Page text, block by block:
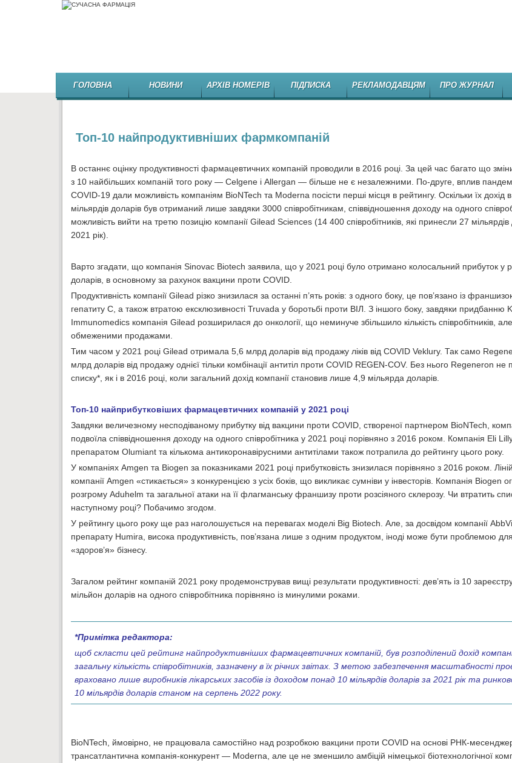
ГОЛОВНА НОВИНИ АРХІВ НОМЕРІВ ПІДПИСКА РЕКЛАМОДАВЦЯМ ПРО ЖУРНАЛ
Топ-10 найпродуктивніших фармкомпаній
В останнє оцінку продуктивності фармацевтичних компаній проводили в 2016 році. За цей час багато що
з 10 найбільших компаній того року — Celgene і Allergan — більше не є незалежними. По-друге, вплив
COVID-19 дали можливість компаніям BioNTech та Moderna посісти перші місця в рейтингу. Оскільки їх дохід в
мільярдів доларів був отриманий лише завдяки 3000 співробітникам, співвідношення доходу на одного
можливість вийти на третю позицію компанії Gilead Sciences (14 400 співробітників, які принесли 27
2021 рік).
Варто згадати, що компанія Sinovac Biotech заявила, що у 2021 році було отримано колосальний прибуток у
доларів, в основному за рахунок вакцини проти COVID.
Продуктивність компанії Gilead різко знизилася за останні п’ять років: з одного боку, це пов’язано із
гепатиту С, а також втратою ексклюзивності Truvada у боротьбі проти ВІЛ. З іншого боку, завдяки придбанню
Immunomedics компанія Gilead розширилася до онкології, що неминуче збільшило кількість співробітників, але
обмеженими продажами.
Тим часом у 2021 році Gilead отримала 5,6 млрд доларів від продажу ліків від COVID Veklury. Так само
млрд доларів від продажу однієї тільки комбінації антитіл проти COVID REGEN-COV. Без нього Regeneron
списку*, як і в 2016 році, коли загальний дохід компанії становив лише 4,9 мільярда доларів.
Топ-10 найприбутковіших фармацевтичних компаній у 2021 році
Завдяки величезному несподіваному прибутку від вакцини проти COVID, створеної партнером BioNTech,
подвоїла співвідношення доходу на одного співробітника у 2021 році порівняно з 2016 роком. Компанія Eli
препаратом Olumiant та кількома антикоронавірусними антитілами також потрапила до рейтингу цього року.
У компаніях Amgen та Biogen за показниками 2021 році прибутковість знизилася порівняно з 2016 роком.
компанії Amgen «стикається» з конкуренцією з усіх боків, що викликає сумніви у інвесторів. Компанія Biogen
розгрому Aduhelm та загальної атаки на її флагманську франшизу проти розсіяного склерозу. Чи втратить
наступному році? Побачимо згодом.
У рейтингу цього року ще раз наголошується на перевагах моделі Big Biotech. Але, за досвідом компанії
препарату Humira, висока продуктивність, пов’язана лише з одним продуктом, іноді може бути проблемою
«здоров’я» бізнесу.
Загалом рейтинг компаній 2021 року продемонстрував вищі результати продуктивності: дев’ять із 10
мільйон доларів на одного співробітника порівняно із минулими роками.
*Примітка редактора:
щоб скласти цей рейтинг найпродуктивніших фармацевтичних компаній, був розподілений дохід
загальну кількість співробітників, зазначену в їх річних звітах. З метою забезпечення масштабності
враховано лише виробників лікарських засобів із доходом понад 10 мільярдів доларів за 2021 рік та
10 мільярдів доларів станом на серпень 2022 року.
BioNTech, ймовірно, не працювала самостійно над розробкою вакцини проти COVID на основі РНК-
трансатлантична компанія-конкурент — Moderna, але це не зменшило амбіцій німецької біотехнологічної